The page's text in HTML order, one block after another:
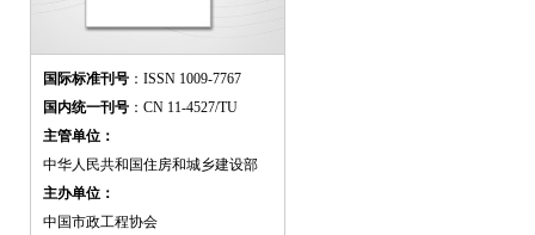
国际标准刊号 ：ISSN 1009-7767
国内统一刊号 ：CN 11-4527/TU
主管单位：
中华人民共和国住房和城乡建设部
主办单位：
中国市政工程协会